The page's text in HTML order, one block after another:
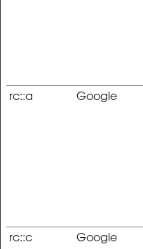
rc::a Google
rc::c Google